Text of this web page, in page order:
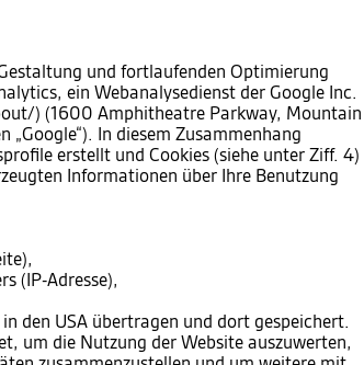
und fortlaufenden Optimierung
ein Webanalysedienst der Google Inc.
) (1600 Amphitheatre Parkway, Mountain
In diesem Zusammenhang
erstellt und Cookies (siehe unter Ziff. 4)
Informationen über Ihre Benutzung
(IP-Adresse),
den USA übertragen und dort gespeichert.
um die Nutzung der Website auszuwerten,